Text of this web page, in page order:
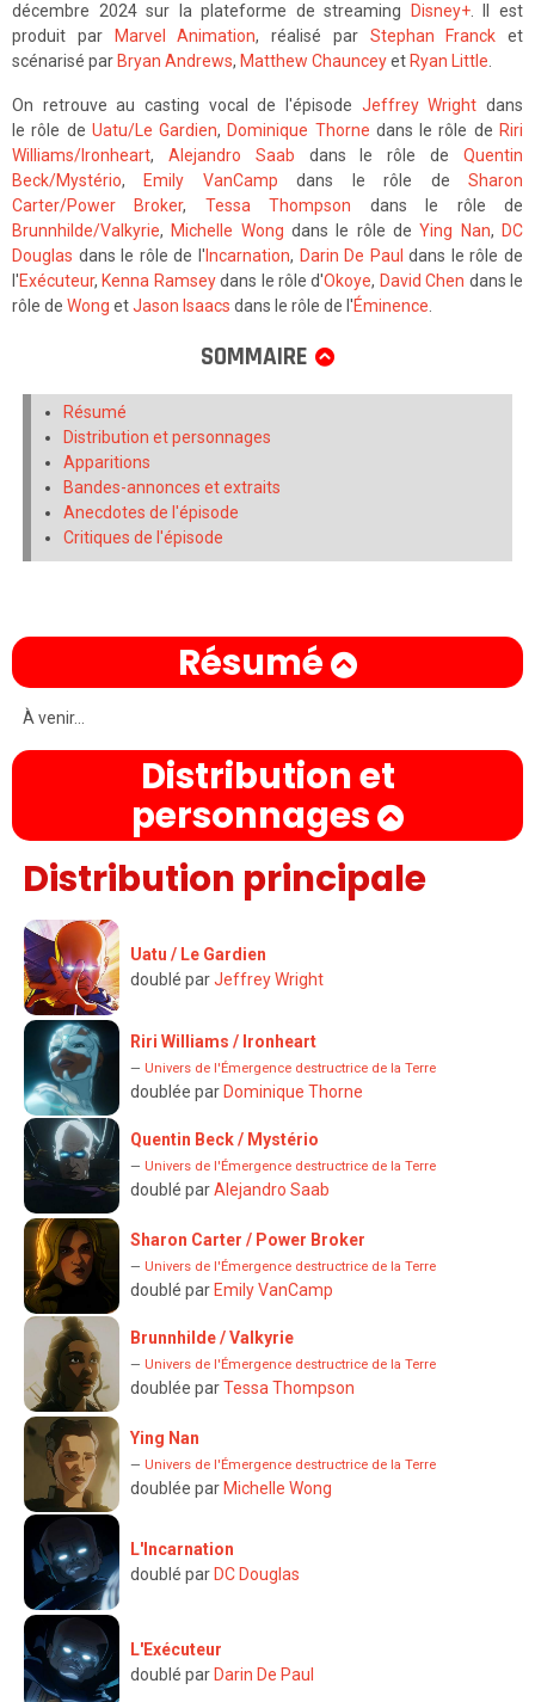
décembre 2024 sur la plateforme de streaming
Disney+. Il est
produit par
Marvel Animation, réalisé par Stephan Franck et
scénarisé par Bryan Andrews, Matthew Chaunceyet Ryan Little.
On retrouve au casting vocal de l'épisode Jeffrey Wright dans
le rôle de Uatu/Le Gardien, Dominique Thorne dans le rôle de Riri
Williams/Ironheart, Alejandro Saab dans le rôle deQuentin
Beck/Mystério, Emily VanCamp dans le rôle deSharon
Carter/Power Broker, Tessa Thompson dans le rôle de
Brunnhilde/Valkyrie, Michelle Wong dans le rôle deYing Nan, DC
Douglas dans le rôle de l' Incarnation, Darin De Paul dans le rôle de
l'Exécuteur, Kenna Ramseydans le rôle d'Okoye, David Chen dans le
rôle de Wong etJason Isaacs dans le rôle de l'Éminence.
SOMMAIRE
Résumé
Distribution et personnages
Apparitions
Bandes-annonces et extraits
Anecdotes de l'épisode
Critiques de l'épisode
Résumé
À venir...
Distribution et
personnages
Distribution principale
Uatu / Le Gardien
doublé parJeffrey Wright
Riri Williams / Ironheart
— Univers de l'Émergence destructrice de la Terre
doublée par Dominique Thorne
Quentin Beck / Mystério
— Univers de l'Émergence destructrice de la Terre
doublé parAlejandro Saab
Sharon Carter / Power Broker
— Univers de l'Émergence destructrice de la Terre
doublé par Emily VanCamp
Brunnhilde / Valkyrie
— Univers de l'Émergence destructrice de la Terre
doublée parTessa Thompson
Ying Nan
— Univers de l'Émergence destructrice de la Terre
doublée par Michelle Wong
L'Incarnation
doublé par DC Douglas
L'Exécuteur
doublé par Darin De Paul